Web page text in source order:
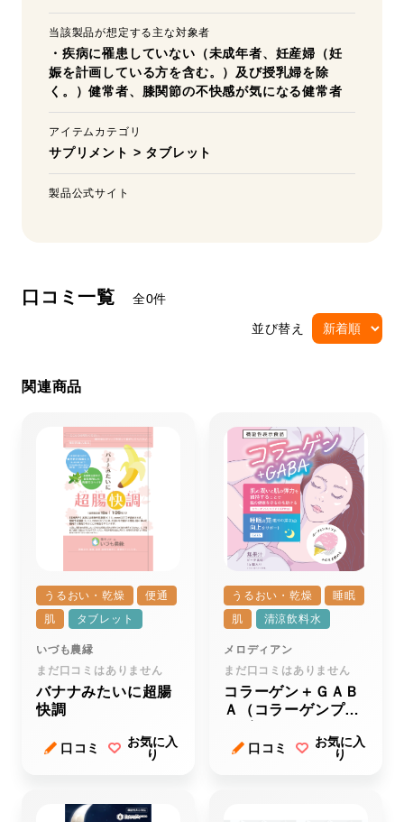
当該製品が想定する主な対象者
・疾病に罹患していない（未成年者、妊産婦（妊
娠を計画している方を含む。）及び授乳婦を除
く。）健常者、膝関節の不快感が気になる健常者
アイテムカテゴリ
サプリメント > タブレット
製品公式サイト
口コミ一覧 全0件
並び替え
関連商品
うるおい・乾燥
便通
肌
タブレット
いづも農縁
まだ口コミはありません
バナナみたいに超腸
快調
口コミ
お気に入
り
うるおい・乾燥
睡眠
肌
清涼飲料水
メロディアン
まだ口コミはありません
コラーゲン＋ＧＡＢ
Ａ（コラーゲンプラ
口コミ
お気に入
り